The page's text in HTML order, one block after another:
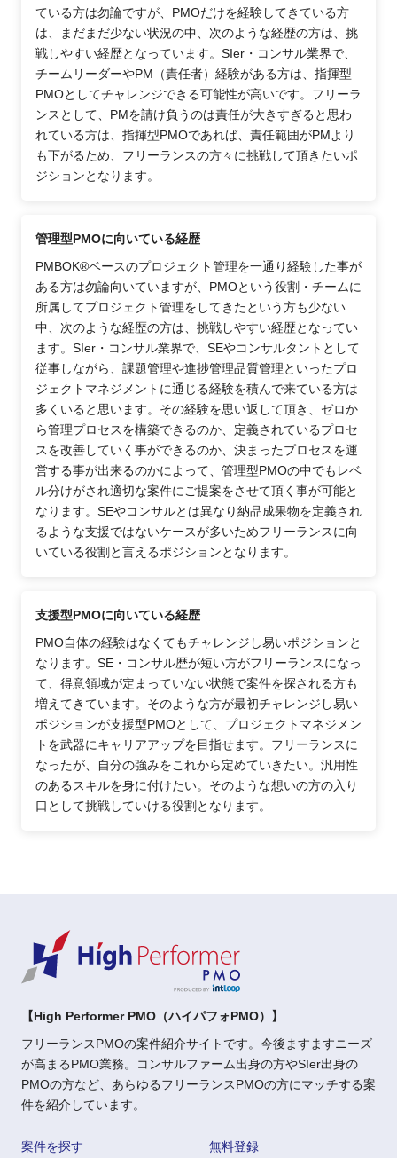
ている方は勿論ですが、PMOだけを経験してきている方
は、まだまだ少ない状況の中、次のような経歴の方は、挑
戦しやすい経歴となっています。SIer・コンサル業界で、
チームリーダーやPM（責任者）経験がある方は、指揮型
PMOとしてチャレンジできる可能性が高いです。フリーラ
ンスとして、PMを請け負うのは責任が大きすぎると思わ
れている方は、指揮型PMOであれば、責任範囲がPMより
も下がるため、フリーランスの方々に挑戦して頂きたいポ
ジションとなります。
管理型PMOに向いている経歴
PMBOK®ベースのプロジェクト管理を一通り経験した事が
ある方は勿論向いていますが、PMOという役割・チームに
所属してプロジェクト管理をしてきたという方も少ない
中、次のような経歴の方は、挑戦しやすい経歴となってい
ます。SIer・コンサル業界で、SEやコンサルタントとして
従事しながら、課題管理や進捗管理品質管理といったプロ
ジェクトマネジメントに通じる経験を積んで来ている方は
多くいると思います。その経験を思い返して頂き、ゼロか
ら管理プロセスを構築できるのか、定義されているプロセ
スを改善していく事ができるのか、決まったプロセスを運
営する事が出来るのかによって、管理型PMOの中でもレベ
ル分けがされ適切な案件にご提案をさせて頂く事が可能と
なります。SEやコンサルとは異なり納品成果物を定義され
るような支援ではないケースが多いためフリーランスに向
いている役割と言えるポジションとなります。
支援型PMOに向いている経歴
PMO自体の経験はなくてもチャレンジし易いポジションと
なります。SE・コンサル歴が短い方がフリーランスになっ
て、得意領域が定まっていない状態で案件を探される方も
増えてきています。そのような方が最初チャレンジし易い
ポジションが支援型PMOとして、プロジェクトマネジメン
トを武器にキャリアアップを目指せます。フリーランスに
なったが、自分の強みをこれから定めていきたい。汎用性
のあるスキルを身に付けたい。そのような想いの方の入り
口として挑戦していける役割となります。
【High Performer PMO（ハイパフォPMO）】
フリーランスPMOの案件紹介サイトです。今後ますますニーズ
が高まるPMO業務。コンサルファーム出身の方やSIer出身の
PMOの方など、あらゆるフリーランスPMOの方にマッチする案
件を紹介しています。
案件を探す
無料登録